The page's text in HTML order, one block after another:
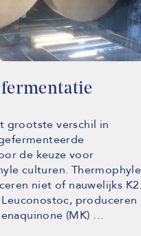
grootste verschil in
de keuze voor
culturen. Thermophyle
niet of nauwelijks
produceren
(MK) …